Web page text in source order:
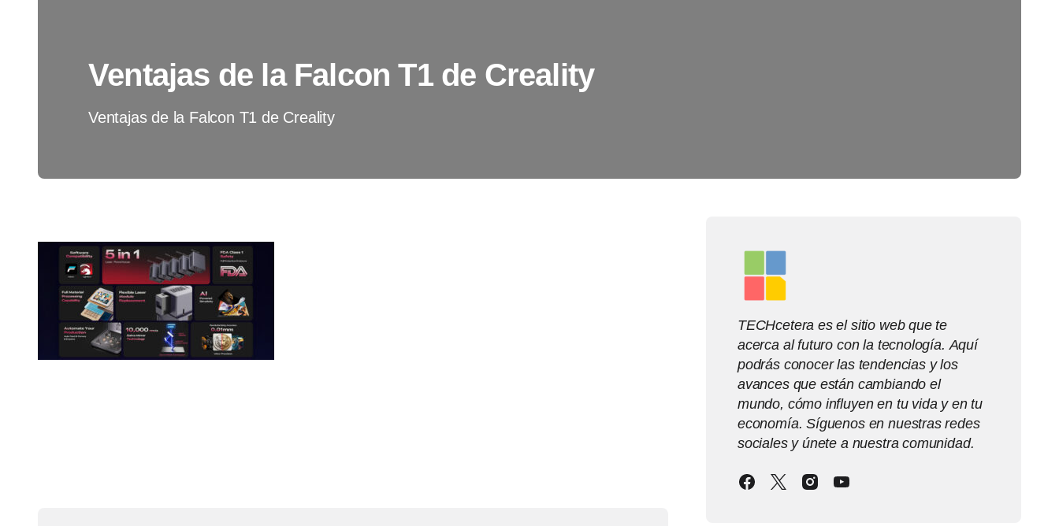
Ventajas de la Falcon T1 de Creality
Ventajas de la Falcon T1 de Creality
TECHcetera es el sitio web que te
acerca al futuro con la tecnología. Aquí
podrás conocer las tendencias y los
avances que están cambiando el
mundo, cómo influyen en tu vida y en tu
economía. Síguenos en nuestras redes
sociales y únete a nuestra comunidad.